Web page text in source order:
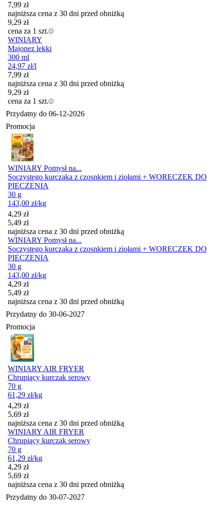
7,99 zł
najniższa cena z 30 dni przed obniżką
9,29 zł
cena za 1 szt.
WINIARY
Majonez lekki
300 ml
24,97 zł/l
7,99 zł
najniższa cena z 30 dni przed obniżką
9,29 zł
cena za 1 szt.
Przydatny do 06-12-2026
Promocja
WINIARY Pomysł na...
Soczystego kurczaka z czosnkiem i ziołami + WORECZEK DO
PIECZENIA
30 g
143,00 zł/kg
Cena promocyjna
4,29 zł
5,49 zł
najniższa cena z 30 dni przed obniżką
WINIARY Pomysł na...
Soczystego kurczaka z czosnkiem i ziołami + WORECZEK DO
PIECZENIA
30 g
143,00 zł/kg
Cena promocyjna
4,29 zł
5,49 zł
najniższa cena z 30 dni przed obniżką
Przydatny do 30-06-2027
Promocja
WINIARY AIR FRYER
Chrupiący kurczak serowy
70 g
61,29 zł/kg
Cena promocyjna
4,29 zł
5,69 zł
najniższa cena z 30 dni przed obniżką
WINIARY AIR FRYER
Chrupiący kurczak serowy
70 g
61,29 zł/kg
Cena promocyjna
4,29 zł
5,69 zł
najniższa cena z 30 dni przed obniżką
Przydatny do 30-07-2027